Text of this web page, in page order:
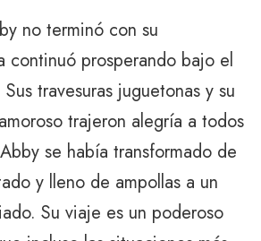
no terminó con su
continuó prosperando bajo el
travesuras juguetonas y su
trajeron alegría a todos
se había transformado de
y lleno de ampollas a un
Su viaje es un poderoso